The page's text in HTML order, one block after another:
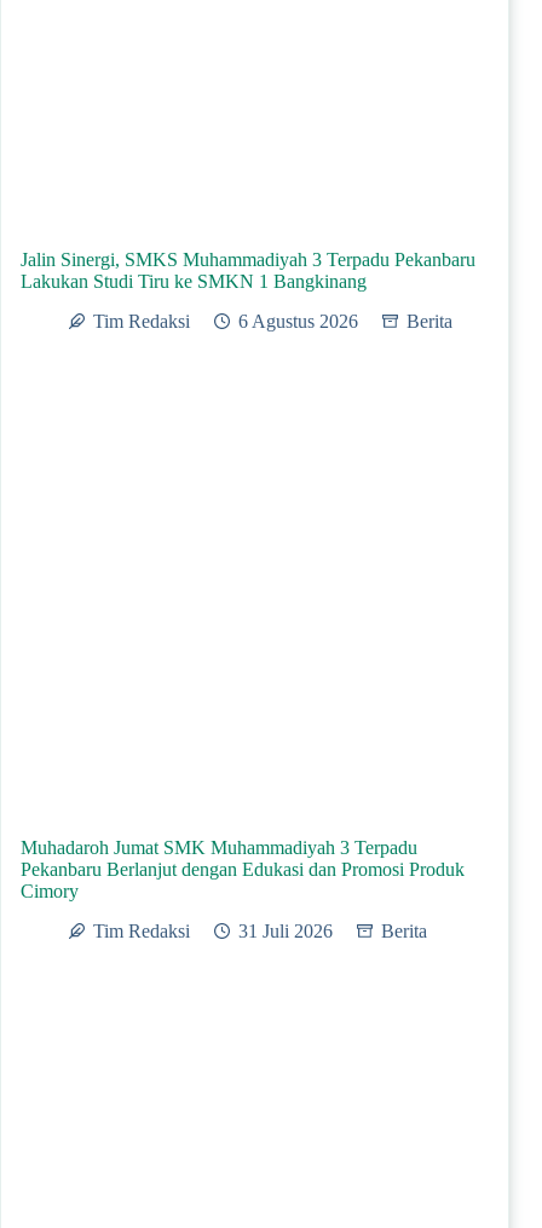
Jalin Sinergi, SMKS Muhammadiyah 3 Terpadu Pekanbaru
Lakukan Studi Tiru ke SMKN 1 Bangkinang
Tim Redaksi
6 Agustus 2026 Berita
Muhadaroh Jumat SMK Muhammadiyah 3 Terpadu
Pekanbaru Berlanjut dengan Edukasi dan Promosi Produk
Cimory
Tim Redaksi
31 Juli 2026 Berita